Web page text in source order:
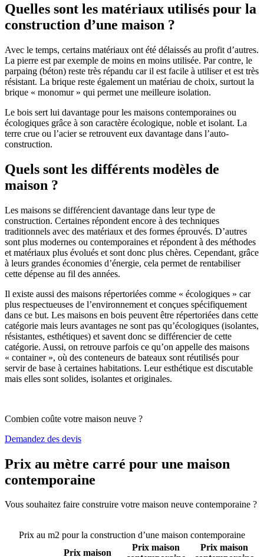
Quelles sont les matériaux utilisés pour la
construction d’une maison ?
Avec le temps, certains matériaux ont été délaissés au profit d’autres.
La pierre est par exemple de moins en moins utilisée. Par contre, le
parpaing (béton) reste très répandu car il est facile à utiliser et est très
résistant. La brique reste également un matériau de choix, surtout la
brique « monomur » qui permet une meilleure isolation.
Le bois sert lui davantage pour les maisons contemporaines ou
écologiques grâce à son caractère écologique, noble et isolant. La
terre crue ou l’acier se retrouvent eux davantage dans l’auto-
construction.
Quels sont les différents modèles de
maison ?
Les maisons se différencient davantage dans leur type de
construction. Certaines répondent encore à des techniques
traditionnels avec des matériaux et des formes éprouvés. D’autres
sont plus modernes ou contemporaines et répondent à des méthodes
et matériaux plus évolués et sont donc plus chères. Cependant, grâce
à leurs grandes économies d’énergie, cela permet de rentabiliser
cette dépense au fil des années.
Il existe aussi des maisons répertoriées comme « écologiques » car
plus respectueuses de l’environnement et conçues spécifiquement
dans ce but. Les maisons en bois peuvent être répertoriées dans cette
catégorie mais leurs avantages ne sont pas qu’écologiques (isolantes,
résistantes, esthétiques) et savent donc se différencier de cette
catégorie. Aussi, on retrouve parfois ce qu’on appelle des maisons
« container », où des conteneurs de bateaux sont réutilisés pour
servir de base à certaines habitations. Leur esthétique est discutable
mais elles sont solides, isolantes et originales.
Combien coûte votre maison neuve ?
Demandez des devis
Prix au mètre carré pour une maison
contemporaine
Vous souhaitez faire construire votre maison neuve contemporaine ?
Prix au m2 pour la construction d’une maison contemporaine
Prix maison
Prix maison
Prix maison